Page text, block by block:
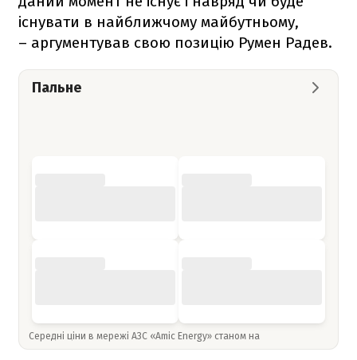
існувати в найближчому майбутньому,
– аргументував свою позицію Румен Радев.
Пальне
Середні ціни в мережі АЗС «Amic Energy» станом на